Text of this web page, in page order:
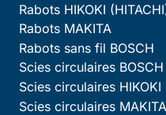
Rabots HIKOKI
Rabots MAKITA
Rabots sans fil BOSCH
Scies circulaires BOSCH
Scies circulaires HIKOKI
Scies circulaires MAKITA